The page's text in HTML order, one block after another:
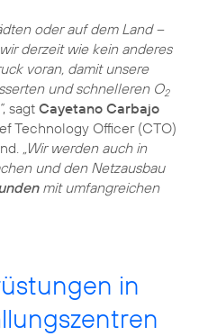
oder auf dem Land –
derzeit wie kein anderes
voran, damit unsere
und schnelleren O2
, sagt Cayetano Carbajo
Technology Officer (CTO)
„Wir werden auch in
und den Netzausbau
mit umfangreichen
in